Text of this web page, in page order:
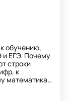
обучению,
и ЕГЭ. Почему
строки
к
математика -